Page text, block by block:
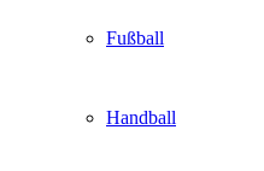
Fußball
Handball